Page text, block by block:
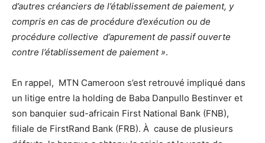
d’autres créanciers de l’établissement de paiement, y
compris en cas de procédure d’exécution ou de
procédure collective d’apurement de passif ouverte
contre l’établissement de paiement ».
En rappel, MTN Cameroon s’est retrouvé impliqué dans
un litige entre la holding de Baba Danpullo Bestinver et
son banquier sud-africain First National Bank (FNB),
filiale de FirstRand Bank (FRB). À cause de plusieurs